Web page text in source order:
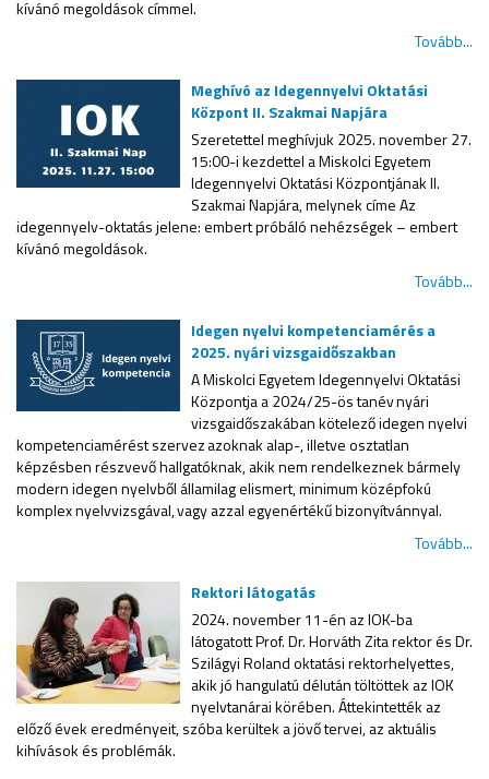
kívánó megoldások címmel.
Tovább...
Meghívó az Idegennyelvi Oktatási
Központ II. Szakmai Napjára
Szeretettel meghívjuk 2025. november 27.
15:00-i kezdettel a Miskolci Egyetem
Idegennyelvi Oktatási Központjának II.
Szakmai Napjára, melynek címe Az
idegennyelv-oktatás jelene: embert próbáló nehézségek – embert
kívánó megoldások.
Tovább...
Idegen nyelvi kompetenciamérés a
2025. nyári vizsgaidőszakban
A Miskolci Egyetem Idegennyelvi Oktatási
Központja a 2024/25-ös tanév nyári
vizsgaidőszakában kötelező idegen nyelvi
kompetenciamérést szervez azoknak alap-, illetve osztatlan
képzésben részvevő hallgatóknak, akik nem rendelkeznek bármely
modern idegen nyelvből államilag elismert, minimum középfokú
komplex nyelvvizsgával, vagy azzal egyenértékű bizonyítvánnyal.
Tovább...
Rektori látogatás
2024. november 11-én az IOK-ba
látogatott Prof. Dr. Horváth Zita rektor és Dr.
Szilágyi Roland oktatási rektorhelyettes,
akik jó hangulatú délután töltöttek az IOK
nyelvtanárai körében. Áttekintették az
előző évek eredményeit, szóba kerültek a jövő tervei, az aktuális
kihívások és problémák.